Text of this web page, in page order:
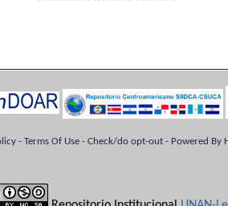
- Terms Of Use - Check/do opt-out - Powered By